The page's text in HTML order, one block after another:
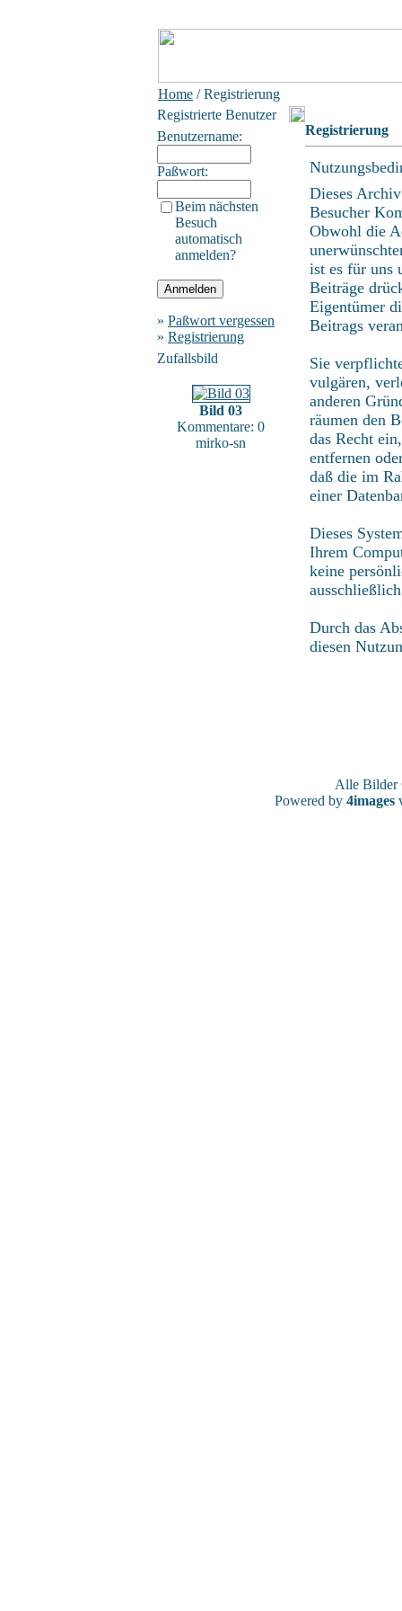
Home / Registrierung
Registrierte Benutzer
Benutzername:
Paßwort:
Beim nächsten
Besuch
automatisch
anmelden?
» Paßwort vergessen
» Registrierung
Zufallsbild
Bild 03
Kommentare: 0
mirko-sn
Registrierung
Dieses
Besucher
Obwohl die
ist es für uns
Beiträge
Eigentümer
Beitrags
Sie
vulgären,
anderen
räumen den
das Recht
entfernen
daß die im
einer
Dieses
Ihrem
keine
Durch das
diesen
Alle
Powered by 4images